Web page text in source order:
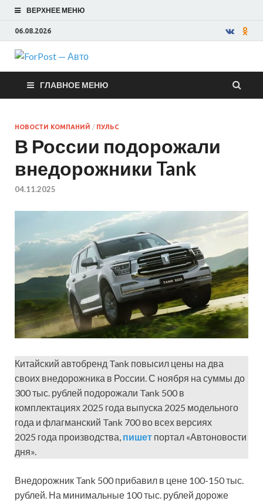
ВЕРХНЕЕ МЕНЮ
06.08.2026
ForPost —
Авто
ГЛАВНОЕ МЕНЮ
НОВОСТИ КОМПАНИЙ / ПУЛЬС
В России подорожали
внедорожники Tank
04.11.2025
Китайский автобренд Tank повысил цены на два
своих внедорожника в России. С ноября на суммы до
300 тыс. рублей подорожали Tank 500 в
комплектациях 2025 года выпуска 2025 модельного
года и флагманский Tank 700 во всех версиях
2025 года производства, пишет портал «Автоновости
дня».
Внедорожник Tank 500 прибавил в цене 100-150 тыс.
рублей. На минимальные 100 тыс. рублей дороже